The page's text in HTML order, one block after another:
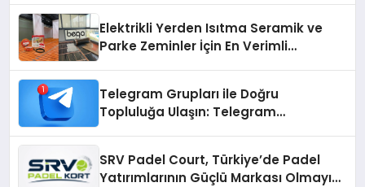
Elektrikli Yerden Isıtma Seramik ve
Parke Zeminler İçin En Verimli
Telegram Grupları ile Doğru
Topluluğa Ulaşın: Telegram
SRV Padel Court, Türkiye’de Padel
Yatırımlarının Güçlü Markası Olmayı